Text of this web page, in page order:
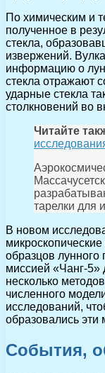
По химическим и
полученное в
стекла,
извержений.
информацию о
стекла отражают
ударные стекла
столкновений во
Читайте
тарелки для
В новом
образцов лунного
миссией «Чанг-5»
несколько
численного
исследований,
образовались эти
События,